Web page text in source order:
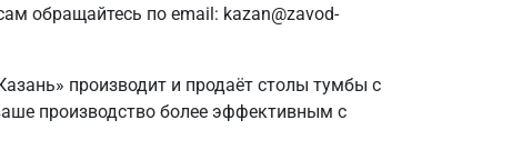
обращайтесь по email: kazan@zavod-
производит и продаёт столы тумбы с
производство более эффективным с